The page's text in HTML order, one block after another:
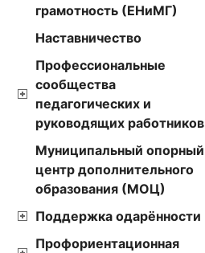
грамотность (ЕНиМГ)
Наставничество
Профессиональные
сообщества
педагогических и
руководящих работников
Муниципальный опорный
центр дополнительного
образования (МОЦ)
Поддержка одарённости
Профориентационная